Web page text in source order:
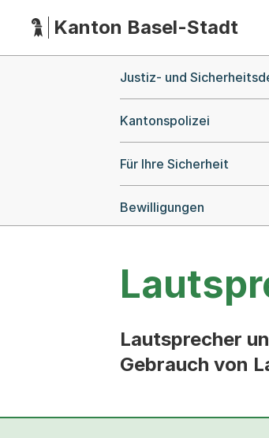
HauptnavigationKanton Basel-Stadt
Justiz- und
Kantonspolizei
Für Ihre Sicherheit
Bewilligungen
Lautsprecher
Gebrauch von